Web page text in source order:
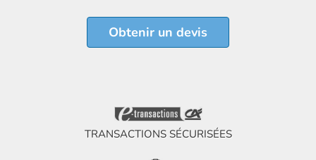
Obtenir un devis
TRANSACTIONS SÉCURISÉES